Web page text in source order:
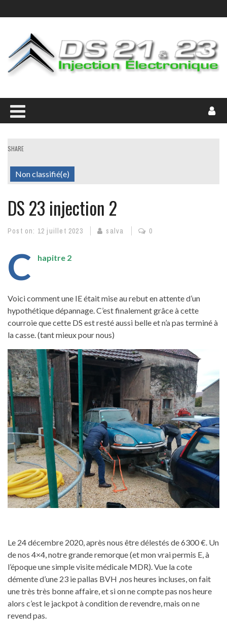
SHARE
Non classifié(e)
DS 23 injection 2
Post on: 12 juillet 2023 salva 0
C hapitre 2
Voici comment une IE était mise au rebut en attente d’un
hypothétique dépannage. C’est finalement grâce à cette
courroie que cette DS est resté aussi belle et n’a pas terminé à
la casse. (tant mieux pour nous)
Le 24 décembre 2020, après nous être délestés de 6300 €. Un
de nos 4×4, notre grande remorque (et mon vrai permis E, à
l’époque une simple visite médicale MDR). Vue la cote
démente d’une 23 ie pallas BVH ,nos heures incluses, on fait
une très très bonne affaire, et si on ne compte pas nos heure
alors c’est le jackpot à condition de revendre, mais on ne
revend pas.